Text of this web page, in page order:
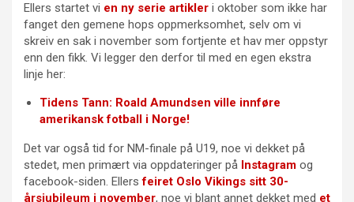
Ellers startet vi en ny serie artikler i oktober som ikke har
fanget den gemene hops oppmerksomhet, selv om vi
skreiv en sak i november som fortjente et hav mer oppstyr
enn den fikk. Vi legger den derfor til med en egen ekstra
linje her:
Tidens Tann: Roald Amundsen ville innføre
amerikansk fotball i Norge!
Det var også tid for NM-finale på U19, noe vi dekket på
stedet, men primært via oppdateringer på Instagram og
facebook-siden. Ellersfeiret Oslo Vikings sitt 30-
årsjubileum i november, noe vi blant annet dekket med et